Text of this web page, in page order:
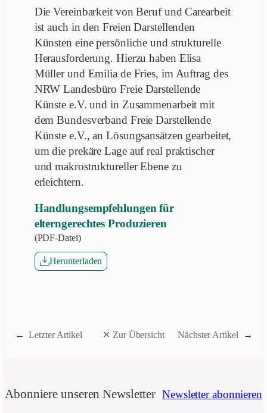
Die Vereinbarkeit von Beruf und Carearbeit
ist auch in den Freien Darstellenden
Künsten eine persönliche und strukturelle
Herausforderung. Hierzu haben Elisa
Müller und Emilia de Fries, im Auftrag des
NRW Landesbüro Freie Darstellende
Künste e.V. und in Zusammenarbeit mit
dem Bundesverband Freie Darstellende
Künste e.V., an Lösungsansätzen gearbeitet,
um die prekäre Lage auf real praktischer
und makrostruktureller Ebene zu
erleichtern.
Handlungsempfehlungen für
elterngerechtes Produzieren
(PDF-Datei)
Herunterladen
← Letzter Artikel ✕ Zur Übersicht Nächster Artikel →
Abonniere unseren Newsletter Newsletter abonnieren